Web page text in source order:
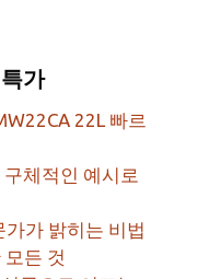
가
22L 빠르
체적인 예시로
가 밝히는 비법
든 것